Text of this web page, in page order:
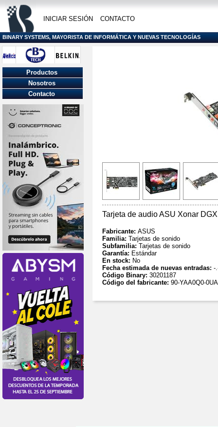
INICIAR SESIÓN CONTACTO
BINARY SYSTEMS, MAYORISTA DE INFORMÁTICA Y NUEVAS TECNOLOGÍAS
Tarjeta de audio ASU Xonar
Fabricante: ASUS
Familia: Tarjetas de sonido
Subfamilia: Tarjetas de sonido
Garantía: Estándar
En stock: No
Fecha estimada de nuevas entradas: -
Código Binary: 30201187
Código del fabricante: 90-YAA0Q0-
Productos
Nosotros
Contacto